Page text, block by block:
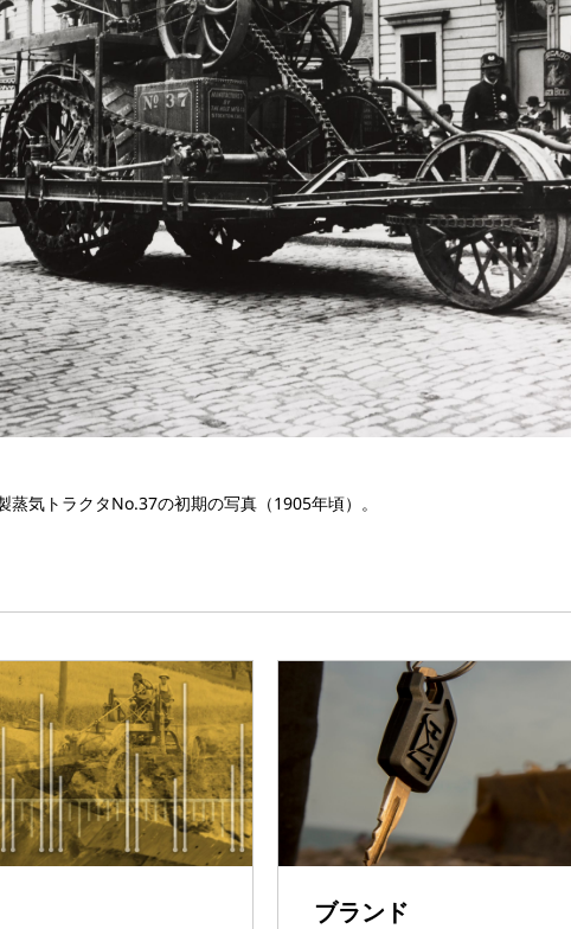
気トラクタNo.37の初期の写真（1905年頃）。
ブランド